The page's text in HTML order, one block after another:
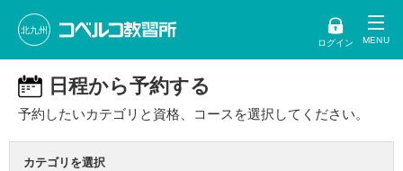
北九州
ログイン
日程から予約する
予約したいカテゴリと資格、コースを選択してください。
カテゴリを選択